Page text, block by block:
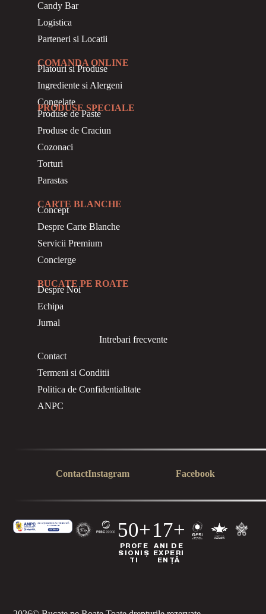
Candy Bar
Logistica
Parteneri si Locatii
COMANDA ONLINE
Platouri si Produse
Ingrediente si Alergeni
Congelate
PRODUSE SPECIALE
Produse de Paste
Produse de Craciun
Cozonaci
Torturi
Parastas
CARTE BLANCHE
Concept
Despre Carte Blanche
Servicii Premium
Concierge
BUCATE PE ROATE
Despre Noi
Echipa
Jurnal
Intrebari frecvente
Contact
Termeni si Conditii
Politica de Confidentialitate
ANPC
ContactInstagram Facebook
50+
PROFE
SIONIȘ
TI
17+
ANI DE
EXPERI
ENȚĂ